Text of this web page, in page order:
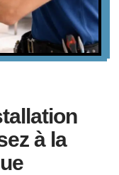
à la